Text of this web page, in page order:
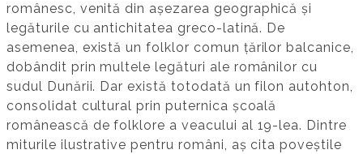
românesc, venită din așezarea geographică și
legăturile cu antichitatea greco-latină. De
asemenea, există un folklor comun țărilor balcanice,
dobândit prin multele legături ale românilor cu
sudul Dunării. Dar există totodată un filon autohton,
consolidat cultural prin puternica școală
românească de folklore a veacului al 19-lea. Dintre
miturile ilustrative pentru români, aș cita poveștile